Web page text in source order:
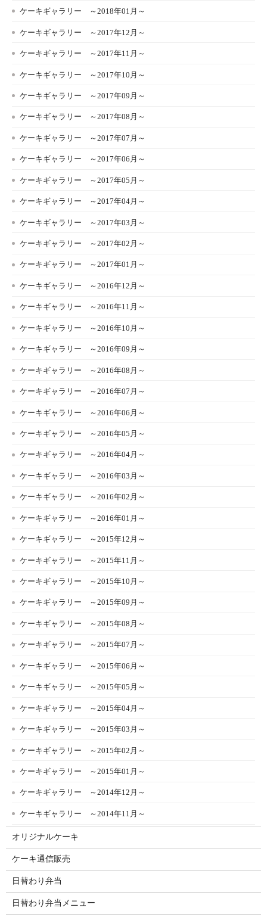
ケーキギャラリー ～2018年01月～
ケーキギャラリー ～2017年12月～
ケーキギャラリー ～2017年11月～
ケーキギャラリー ～2017年10月～
ケーキギャラリー ～2017年09月～
ケーキギャラリー ～2017年08月～
ケーキギャラリー ～2017年07月～
ケーキギャラリー ～2017年06月～
ケーキギャラリー ～2017年05月～
ケーキギャラリー ～2017年04月～
ケーキギャラリー ～2017年03月～
ケーキギャラリー ～2017年02月～
ケーキギャラリー ～2017年01月～
ケーキギャラリー ～2016年12月～
ケーキギャラリー ～2016年11月～
ケーキギャラリー ～2016年10月～
ケーキギャラリー ～2016年09月～
ケーキギャラリー ～2016年08月～
ケーキギャラリー ～2016年07月～
ケーキギャラリー ～2016年06月～
ケーキギャラリー ～2016年05月～
ケーキギャラリー ～2016年04月～
ケーキギャラリー ～2016年03月～
ケーキギャラリー ～2016年02月～
ケーキギャラリー ～2016年01月～
ケーキギャラリー ～2015年12月～
ケーキギャラリー ～2015年11月～
ケーキギャラリー ～2015年10月～
ケーキギャラリー ～2015年09月～
ケーキギャラリー ～2015年08月～
ケーキギャラリー ～2015年07月～
ケーキギャラリー ～2015年06月～
ケーキギャラリー ～2015年05月～
ケーキギャラリー ～2015年04月～
ケーキギャラリー ～2015年03月～
ケーキギャラリー ～2015年02月～
ケーキギャラリー ～2015年01月～
ケーキギャラリー ～2014年12月～
ケーキギャラリー ～2014年11月～
オリジナルケーキ
ケーキ通信販売
日替わり弁当
日替わり弁当メニュー